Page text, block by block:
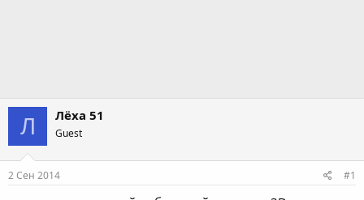
Л Лёха 51
Guest
2 Сен 2014 #1